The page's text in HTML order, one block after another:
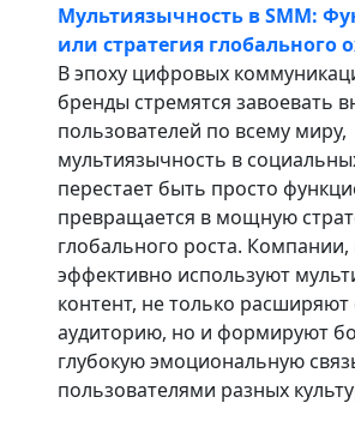
Мультиязычность в SMM:
или стратегия глобального
В эпоху цифровых
бренды стремятся завоевать
пользователей по всему миру,
мультиязычность в
перестает быть просто
превращается в мощную
глобального роста.
эффективно используют
контент, не только
аудиторию, но и формируют
глубокую эмоциональную
пользователями разных